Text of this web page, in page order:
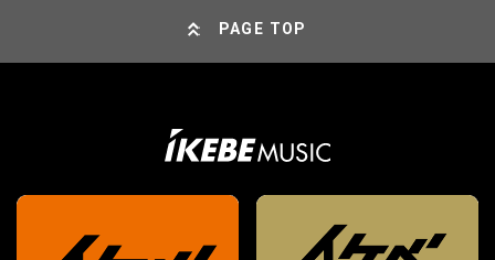
PAGE TOP